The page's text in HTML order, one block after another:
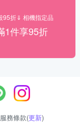
95折⇓ 相機指定品
1件享95折
務條款(更新)